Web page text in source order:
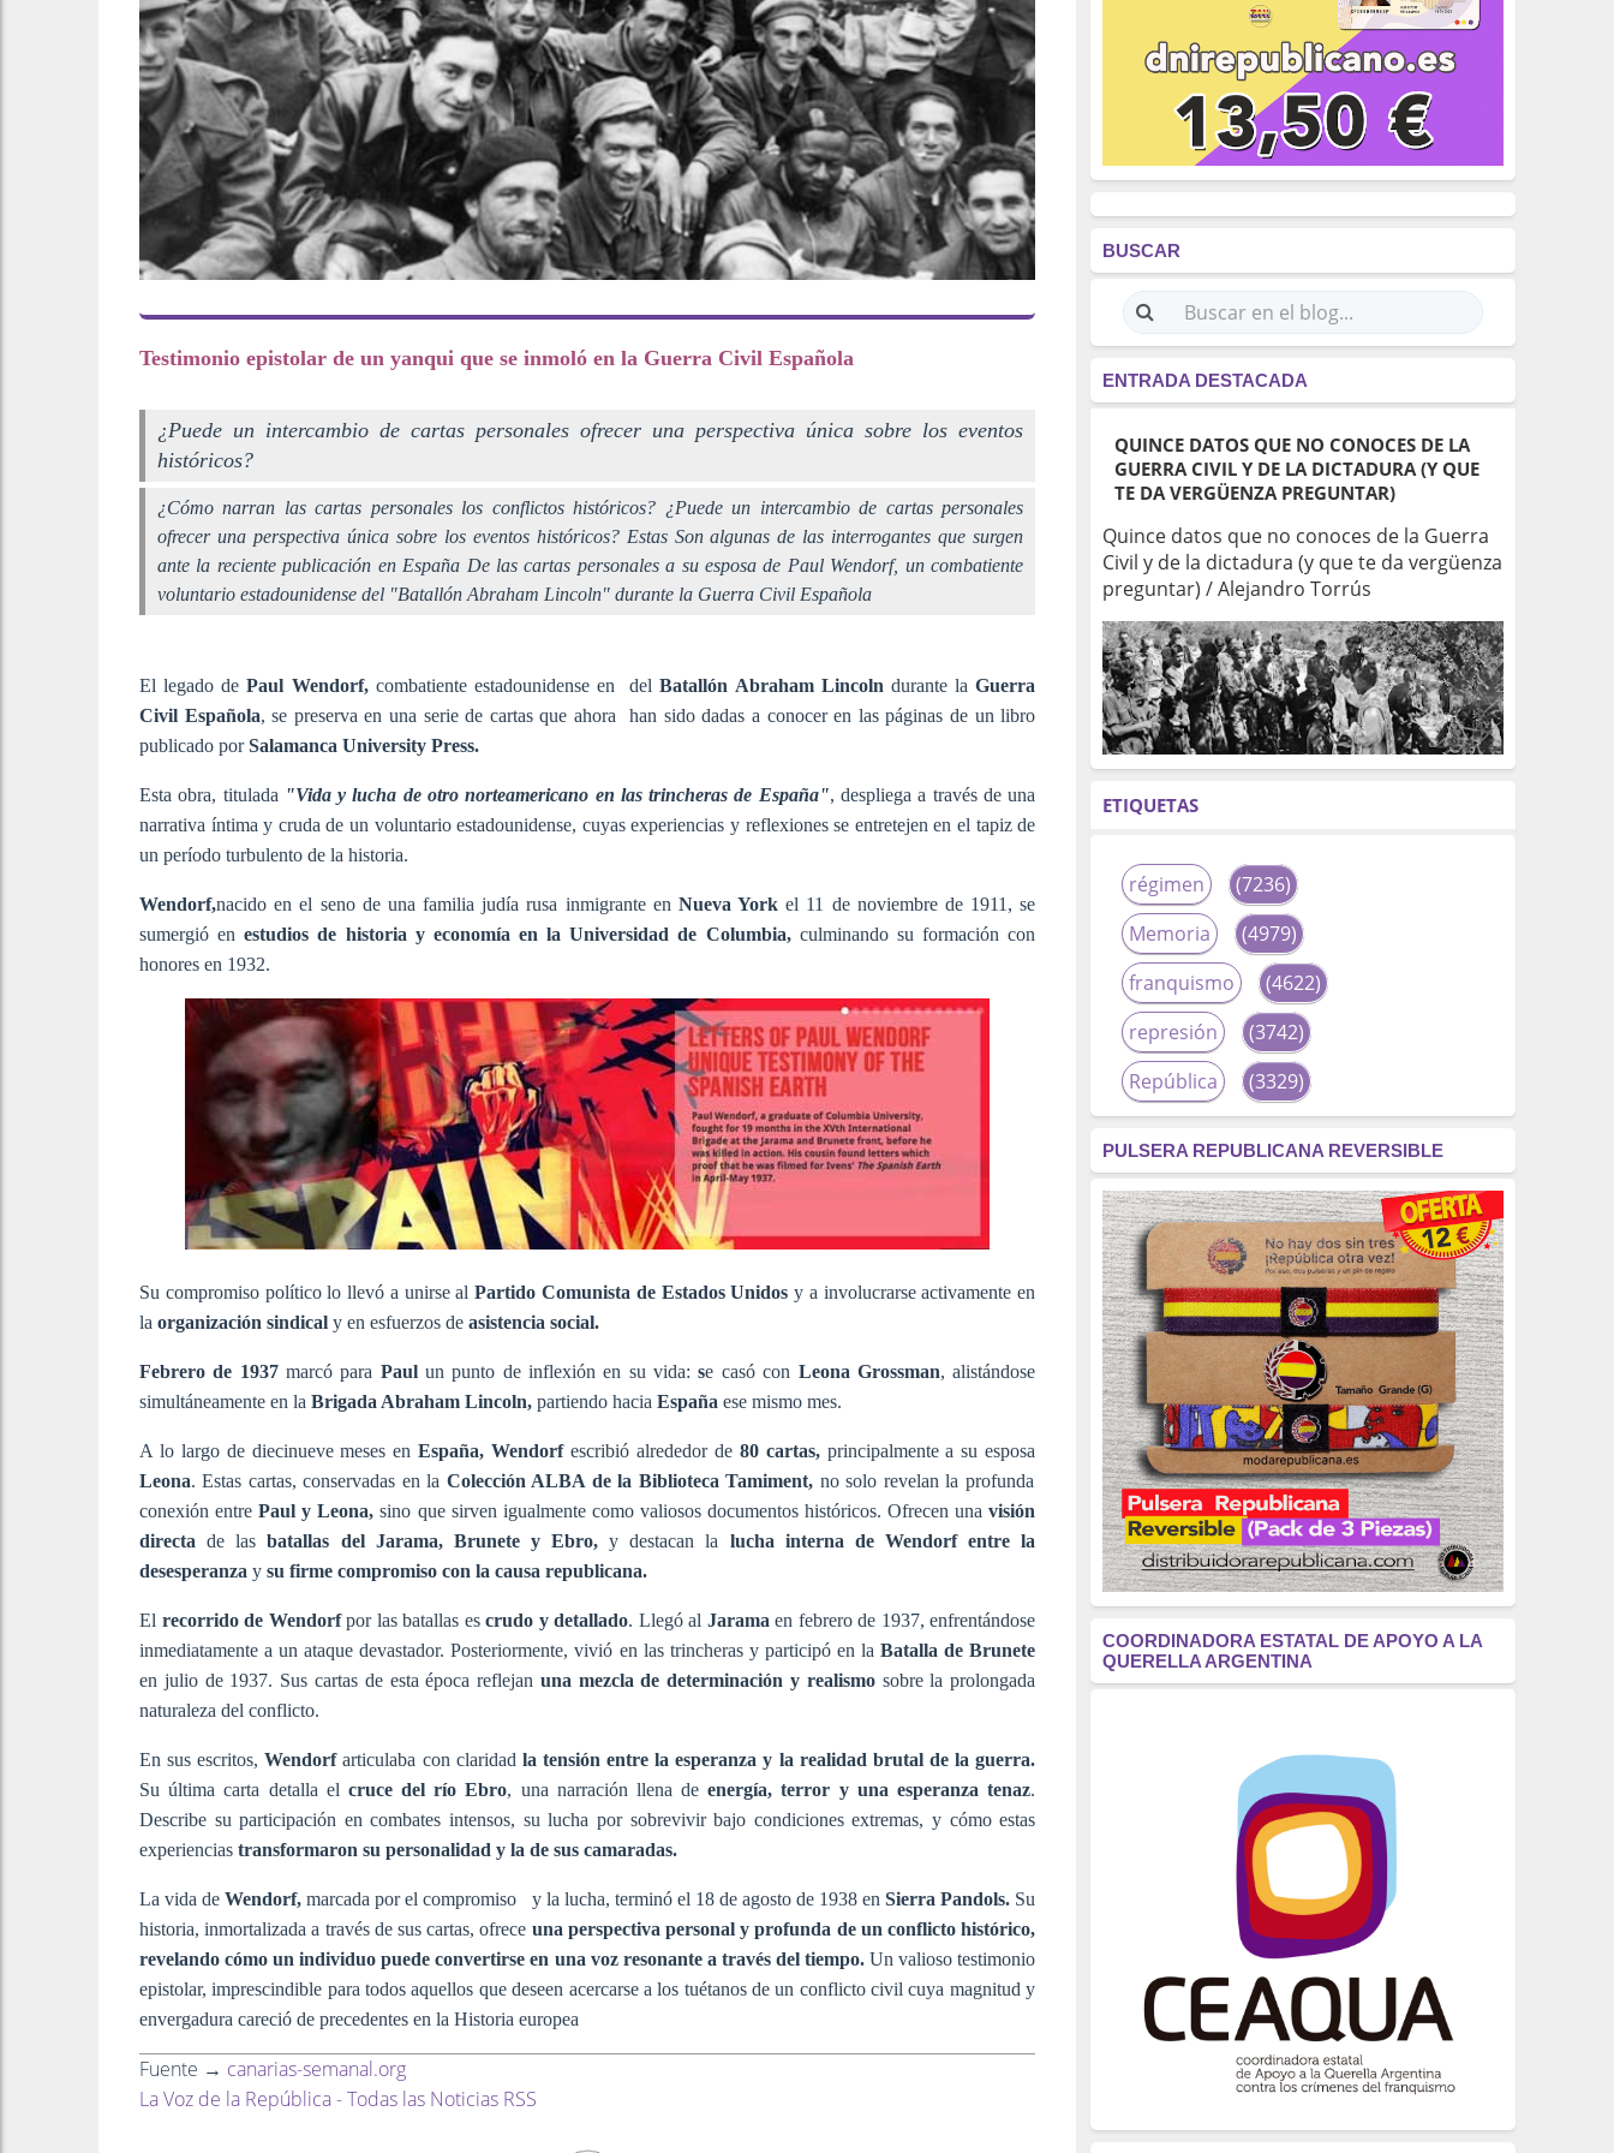
Testimonio epistolar de un yanqui que se inmoló en la Guerra Civil Española
¿Puede un intercambio de cartas personales ofrecer una perspectiva única sobre los eventos
históricos?
¿Cómo narran las cartas personales los conflictos históricos? ¿Puede un intercambio de cartas personales
ofrecer una perspectiva única sobre los eventos históricos? Estas Son algunas de las interrogantes que surgen
ante la reciente publicación en España De las cartas personales a su esposa de Paul Wendorf, un combatiente
voluntario estadounidense del "Batallón Abraham Lincoln" durante la Guerra Civil Española
El legado dePaul Wendorf,combatiente estadounidense en del Batallón Abraham Lincoln durante laGuerra
Civil Española, se preserva en una serie de cartas que ahora han sido dadas a conocer en las páginas de un libro
publicado porSalamanca University Press.
Esta obra, titulada "Vida y lucha de otro norteamericano en las trincheras de España", despliega a través de una
narrativa íntima y cruda de un voluntario estadounidense, cuyas experiencias y reflexiones se entretejen en el tapiz de
un período turbulento de la historia.
Wendorf,nacido en el seno de una familia judía rusa inmigrante en Nueva York el 11 de noviembre de 1911, se
sumergió enestudios de historia y economía en la Universidad de Columbia,culminando su formación con
honores en 1932.
Su compromiso político lo llevó a unirse al Partido Comunista de Estados Unidosy a involucrarse activamente en
la organización sindical y en esfuerzos de asistencia social.
Febrero de 1937marcó para Paulun punto de inflexión en su vida:se casó con Leona Grossman, alistándose
simultáneamente en la Brigada Abraham Lincoln, partiendo hacia España ese mismo mes.
A lo largo de diecinueve meses enEspaña, Wendorfescribió alrededor de 80 cartas,principalmente a su esposa
Leona. Estas cartas, conservadas en la Colección ALBA de la Biblioteca Tamiment, no solo revelan la profunda
conexión entrePaul y Leona,sino que sirven igualmente como valiosos documentos históricos. Ofrecen una visión
directade lasbatallas del Jarama, Brunete y Ebro,y destacan la lucha interna de Wendorf entre la
desesperanza y su firme compromiso con la causa republicana.
El recorrido de Wendorfpor las batallas escrudo y detallado. Llegó al Jaramaen febrero de 1937, enfrentándose
inmediatamente a un ataque devastador. Posteriormente, vivió en las trincheras y participó en laBatalla de Brunete
en julio de 1937. Sus cartas de esta época reflejan una mezcla de determinación y realismosobre la prolongada
naturaleza del conflicto.
En sus escritos,Wendorfarticulaba con claridad la tensión entre la esperanza y la realidad brutal de la guerra.
Su última carta detalla el cruce del río Ebro, una narración llena deenergía, terror y una esperanza tenaz.
Describe su participación en combates intensos, su lucha por sobrevivir bajo condiciones extremas, y cómo estas
experiencias transformaron su personalidad y la de sus camaradas.
La vida deWendorf, marcada por el compromiso y la lucha, terminó el 18 de agosto de 1938 en Sierra Pandols. Su
historia, inmortalizada a través de sus cartas, ofrece una perspectiva personal y profunda de un conflicto histórico,
revelando cómo un individuo puede convertirse en una voz resonante a través del tiempo.Un valioso testimonio
epistolar, imprescindible para todos aquellos que deseen acercarse a los tuétanos de un conflicto civil cuya magnitud y
envergadura careció de precedentes en la Historia europea
Fuente → canarias-semanal.org
La Voz de la República - Todas las Noticias RSS
BUSCAR
ENTRADA DESTACADA
QUINCE DATOS QUE NO CONOCES DE LA
GUERRA CIVIL Y DE LA DICTADURA (Y QUE
TE DA VERGÜENZA PREGUNTAR)
Quince datos que no conoces de la Guerra
Civil y de la dictadura (y que te da vergüenza
preguntar) / Alejandro Torrús
ETIQUETAS
régimen
(7236)
Memoria
(4979)
franquismo
(4622)
represión
(3742)
República
(3329)
fascismo
(2677)
tardofranquismo
(2320)
Actualidad
(2319)
monarquía
(2253)
borbones
(2176)
Cultura
(2163)
Guerra
(1674)
genocidio
(1234)
mujer
(1070)
Eventos
(914)
Crímenes del franquismo
(721)
(699)
(607)
neofranquismo
(567)
Justicia Universal
Derechos Humanos
(522)
Nacionalcatolicismo
(514)
PULSERA REPUBLICANA REVERSIBLE
COORDINADORA ESTATAL DE APOYO A LA
QUERELLA ARGENTINA